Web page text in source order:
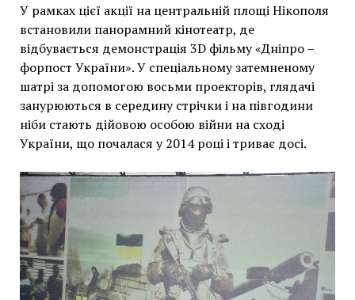
У рамках цієї акції на центральній площі Нікополя
встановили панорамний кінотеатр, де
відбувається демонстрація 3D фільму «Дніпро –
форпост України». У спеціальному затемненому
шатрі за допомогою восьми проекторів, глядачі
занурюються в середину стрічки і на півгодини
ніби стають дійовою особою війни на сході
України, що почалася у 2014 році і триває досі.